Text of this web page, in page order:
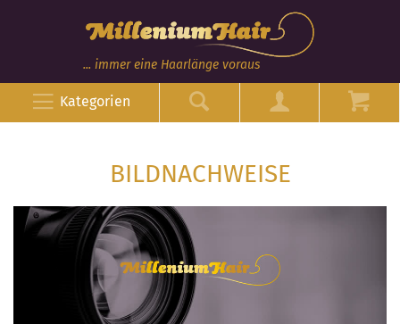
... immer eine Haarlänge voraus
Kategorien
BILDNACHWEISE